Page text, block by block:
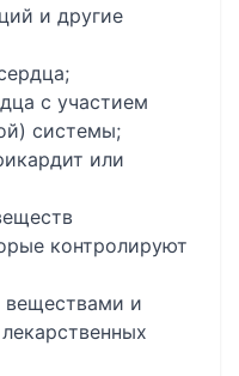
и другие
с участием
системы;
или
контролируют
и